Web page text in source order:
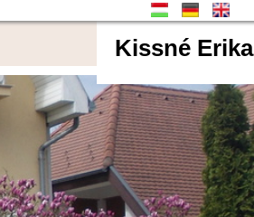
Kissné Erika